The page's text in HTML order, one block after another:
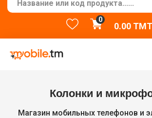
0
0.00TMT
Колонки и
Магазин мобильных телефонов и